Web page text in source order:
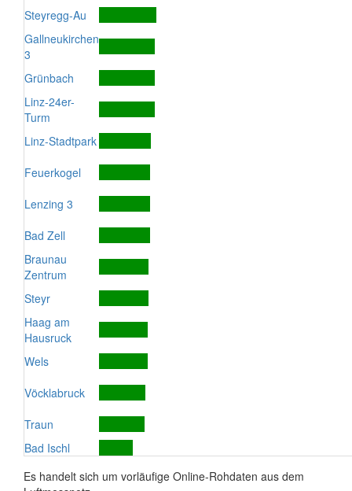
Steyregg-Au
Gallneukirchen
3
Grünbach
Linz-24er-
Turm
Linz-Stadtpark
Feuerkogel
Lenzing 3
Bad Zell
Braunau
Zentrum
Steyr
Haag am
Hausruck
Wels
Vöcklabruck
Traun
Bad Ischl
Es handelt sich um vorläufige Online-Rohdaten aus dem